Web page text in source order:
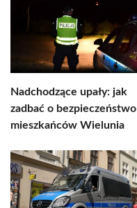
Nadchodzące upały: jak
zadbać o bezpieczeństwo
mieszkańców Wielunia